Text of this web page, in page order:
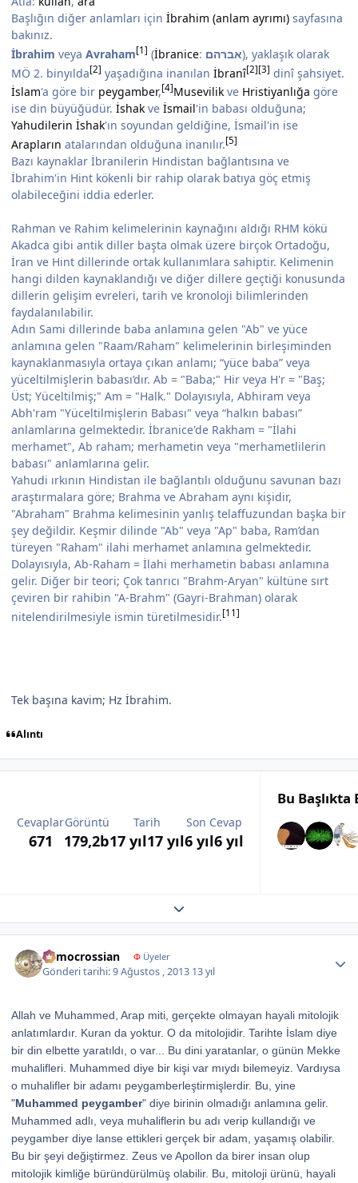
Başlığın diğer anlamları için İbrahim (anlam ayrımı) sayfasına
bakınız.
İbrahim veya Avraham[1] (İbranice: אברהם‎), yaklaşık olarak
MÖ 2. binyılda[2] yaşadığına inanılan İbranî[2][3] dinî şahsiyet.
İslam'a göre bir peygamber,[4]Musevilik ve Hristiyanlığa göre
ise din büyüğüdür. İshak ve İsmail'in babası olduğuna;
Yahudilerin İshak'ın soyundan geldiğine, İsmail'in ise
Arapların atalarından olduğuna inanılır.[5]
Bazı kaynaklar İbranilerin Hindistan bağlantısına ve
İbrahim'in Hint kökenli bir rahip olarak batıya göç etmiş
olabileceğini iddia ederler.
Rahman ve Rahim kelimelerinin kaynağını aldığı RHM kökü
Akadca gibi antik diller başta olmak üzere birçok Ortadoğu,
İran ve Hint dillerinde ortak kullanımlara sahiptir. Kelimenin
hangi dilden kaynaklandığı ve diğer dillere geçtiği konusunda
dillerin gelişim evreleri, tarih ve kronoloji bilimlerinden
faydalanılabilir.
Adın Sami dillerinde baba anlamına gelen "Ab" ve yüce
anlamına gelen "Raam/Raham" kelimelerinin birleşiminden
kaynaklanmasıyla ortaya çıkan anlamı; “yüce baba” veya
yüceltilmişlerin babası’dır. Ab = "Baba;" Hir veya H'r = "Baş;
Üst; Yüceltilmiş;" Am = "Halk." Dolayısıyla, Abhiram veya
Abh'ram "Yüceltilmişlerin Babası" veya “halkın babası”
anlamlarına gelmektedir. İbranice'de Rakham = "İlahi
merhamet", Ab raham; merhametin veya "merhametlilerin
babası" anlamlarına gelir.
Yahudi ırkının Hindistan ile bağlantılı olduğunu savunan bazı
araştırmalara göre; Brahma ve Abraham aynı kişidir,
"Abraham" Brahma kelimesinin yanlış telaffuzundan başka bir
şey değildir. Keşmir dilinde "Ab" veya "Ap" baba, Ram’dan
türeyen "Raham" ilahi merhamet anlamına gelmektedir.
Dolayısıyla, Ab-Raham = İlahi merhametin babası anlamına
gelir. Diğer bir teori; Çok tanrıcı "Brahm-Aryan" kültüne sırt
çeviren bir rahibin "A-Brahm" (Gayri-Brahman) olarak
nitelendirilmesiyle ismin türetilmesidir.[11]
Tek başına kavim; Hz İbrahim.
Alıntı
Cevaplar
671
Görüntü
179,2b
Tarih
17 yıl17 yıl
Son Cevap
6 yıl6 yıl
Bu
Expand topic overview
democrossian ΦÜyeler
Gönderi tarihi:9 Ağustos , 2013 13 yıl
Allah ve Muhammed, Arap miti, gerçekte olmayan hayali mitolojik
anlatımlardır. Kuran da yoktur. O da mitolojidir. Tarihte İslam diye
bir din elbette yaratıldı, o var... Bu dini yaratanlar, o günün Mekke
muhalifleri. Muhammed diye bir kişi var mıydı bilemeyiz. Vardıysa
o muhalifler bir adamı peygamberleştirmişlerdir. Bu, yine
"Muhammed peygamber" diye birinin olmadığı anlamına gelir.
Muhammed adlı, veya muhaliflerin bu adı verip kullandığı ve
peygamber diye lanse ettikleri gerçek bir adam, yaşamış olabilir.
Bu bir şeyi değiştirmez. Zeus ve Apollon da birer insan olup
mitolojik kimliğe büründürülmüş olabilir. Bu, mitoloji ürünü, hayali